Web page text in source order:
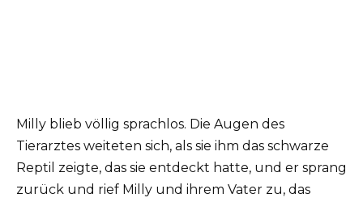
Milly blieb völlig sprachlos. Die Augen des
Tierarztes weiteten sich, als sie ihm das schwarze
Reptil zeigte, das sie entdeckt hatte, und er sprang
zurück und rief Milly und ihrem Vater zu, das